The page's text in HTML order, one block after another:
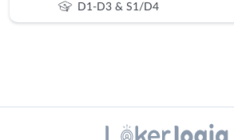
D1-D3 & S1/D4
Administrasi
Bantul
X - Twitter